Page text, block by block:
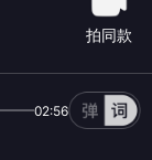
拍同款
02:56